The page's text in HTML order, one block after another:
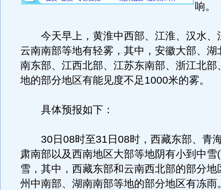
响。
今天早上，黄淮中西部、江淮、汉水、
云南南部等地有轻雾，其中，安徽大部、湖
南东部、江西北部、江苏东南部、浙江北部
地的部分地区有能见度不足1000米的雾。
具体预报如下：
30日08时至31日08时，西藏东部、青
肃南部以及西南地区大部等地阴有小到中雪
雪，其中，西藏东部和云南西北部的部分地
州中南部、湖南南部等地的部分地区有冻雨